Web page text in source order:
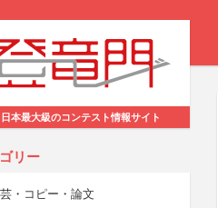
日本最大級のコンテスト情報サイト
リー
・コピー・論文